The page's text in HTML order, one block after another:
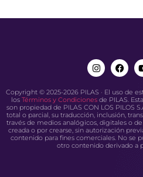
Copyright © 2025-2026 PILAS · El uso de
los Términos y Condicionesde PILAS.
son propiedad de PILAS CON LOS PILOS
total o parcial, su traducción, inclusión,
través de medios analógicos, digitales o
creada o por crearse, sin autorización
contenido para fines comerciales. No se
otro contenido derivado a